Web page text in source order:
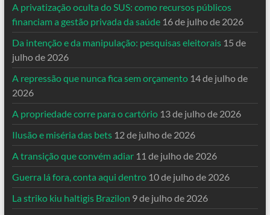
A privatização oculta do SUS: como recursos públicos
financiam a gestão privada da saúde 16 de julho de 2026
Da intenção e da manipulação: pesquisas eleitorais 15 de
julho de 2026
A repressão que nunca fica sem orçamento 14 de julho de
2026
A propriedade corre para o cartório 13 de julho de 2026
Ilusão e miséria das bets 12 de julho de 2026
A transição que convém adiar 11 de julho de 2026
Guerra lá fora, conta aqui dentro 10 de julho de 2026
La striko kiu haltigis Brazilon 9 de julho de 2026